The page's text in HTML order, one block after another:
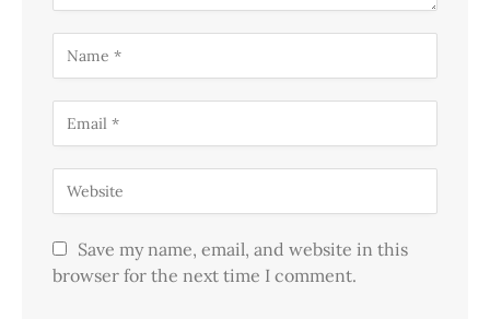
Save my name, email, and website in this
browser for the next time I comment.